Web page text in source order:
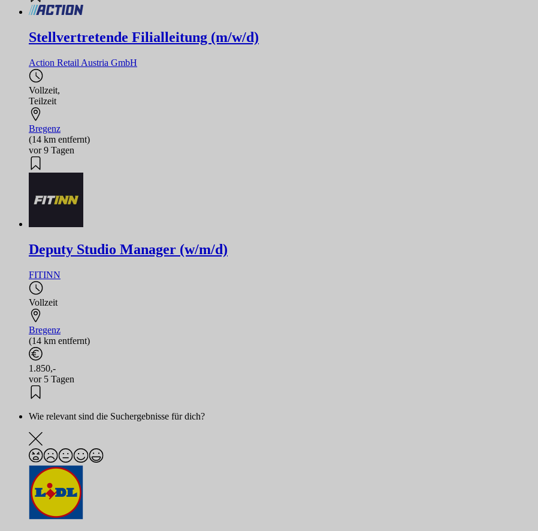
Stellvertretende Filialleitung (m/w/d)
Action Retail Austria GmbH
Vollzeit,
Teilzeit
Bregenz
(14 km entfernt)
vor 9 Tagen
Deputy Studio Manager (w/m/d)
FITINN
Vollzeit
Bregenz
(14 km entfernt)
1.850,-
vor 5 Tagen
Wie relevant sind die Suchergebnisse für dich?